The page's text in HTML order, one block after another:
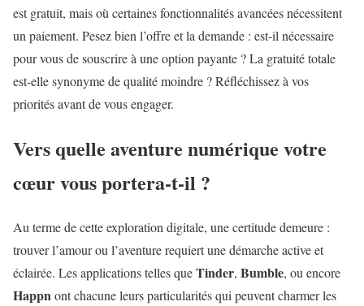
est gratuit, mais où certaines fonctionnalités avancées nécessitent
un paiement. Pesez bien l’offre et la demande : est-il nécessaire
pour vous de souscrire à une option payante ? La gratuité totale
est-elle synonyme de qualité moindre ? Réfléchissez à vos
priorités avant de vous engager.
Vers quelle aventure numérique votre
cœur vous portera-t-il ?
Au terme de cette exploration digitale, une certitude demeure :
trouver l’amour ou l’aventure requiert une démarche active et
éclairée. Les applications telles queTinder, Bumble, ou encore
Happnont chacune leurs particularités qui peuvent charmer les